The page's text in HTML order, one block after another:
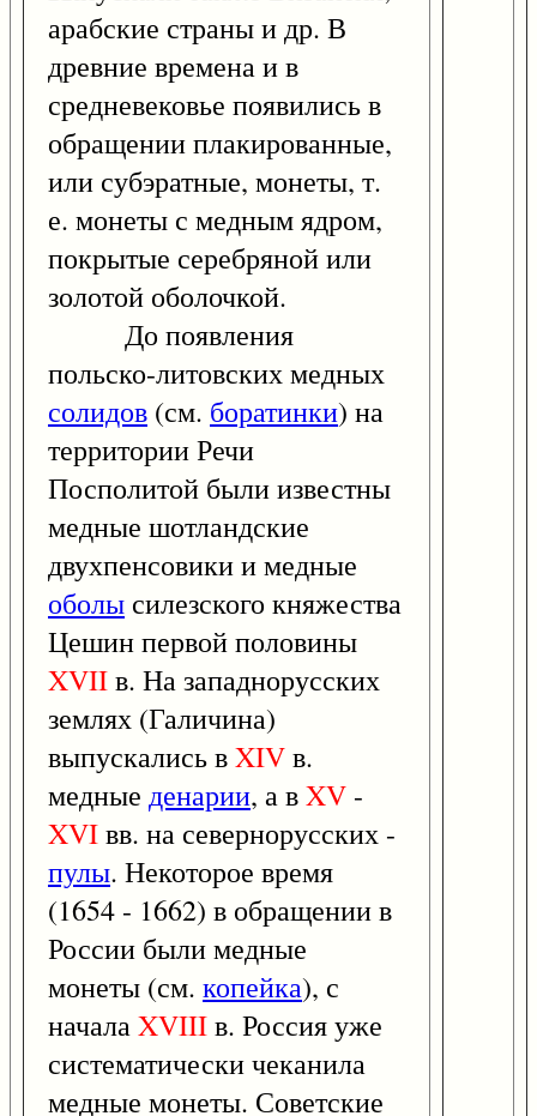
арабские страны и др. В
древние времена и в
средневековье появились в
обращении плакированные,
или субэратные, монеты, т.
е. монеты с медным ядром,
покрытые серебряной или
золотой оболочкой.
До появления
польско-литовских медных
солидов (см. боратинки) на
территории Речи
Посполитой были известны
медные шотландские
двухпенсовики и медные
оболы силезского княжества
Цешин первой половины
XVIIв. На западнорусских
землях (Галичина)
выпускались вXIVв.
медные денарии, а вXV -
XVIвв. на севернорусских -
пулы. Некоторое время
(1654 - 1662) в обращении в
России были медные
монеты (см. копейка), с
началаXVIIIв. Россия уже
систематически чеканила
медные монеты. Советские